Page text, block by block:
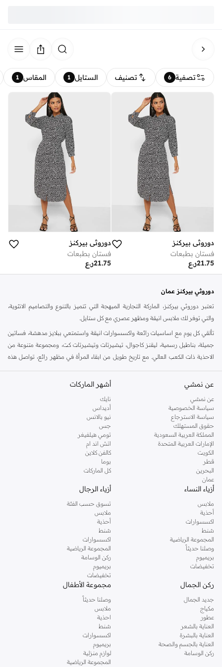
تصفية 6 تصنيف الستايل 1 المقاس 1
دوروثي بيركنز
فستان بطبعات
ر.ع21.75
دوروثي بيركنز
فستان بطبعات
ر.ع21.75
دوروثي بيركنز عمان
تعتبر دوروثي بيركنز، الماركة التجارية المبهجة التي تتميز بالتنوع والتصاميم الانثوية،
والتي توفر لك ملابس انيقة ومظهر عصري مع كل ستايل.
تألقي كل يوم مع اساسيات رائعة واكسسوارات انيقة واستمتعي ببلايز مدهشة، فساتين
جميلة، بناطيل رسمية، ليقنز كاجوال، تيشيرتات وتيشيرتات كت، ومجموعة متنوعة من
الاحذية ذات الكعب العالي. مع تاريخ طويل من ابقاء المرأة في مظهر رائع، تواصل هذه
كنت تقومين بتجديد خزانة ملابسك الملائمة للعمل، البحث عن فستان مثالي للحفلات او
اليه.
تسوقي دوروثي بيركنز اون لاين مسقط
تسوقي دوروثي بيركنز اون لاين من نمشي واستمتعي باكثر من الف ستايل من مجموعة
دوروثي بيركنز الشهيرة. تصفحي المجموعة كاملة في متجر دوروثي بيركنز اون لاين او
استخدمي القائمة لتحديد تجربة تسوق دوروثي بيركنز اون لاين. خدمة التوصيل السريعة
والدعم الاستثنائي يضمن لك تجربة تسوق ممتعة دائما مع نمشي.
عن نمشي
عن نمشي
سياسة الخصوصية
سياسة الاسترجاع
حقوق المستهلك
المملكة العربية السعودية
الإمارات العربية المتحدة
الكويت
قطر
البحرين
عمان
أشهر الماركات
نايك
أديداس
نيو بالانس
جس
تومي هيلفيغر
اتش اند ام
كالفن كلاين
بوما
كل الماركات
أزياء النساء
ملابس
أحذية
اكسسوارات
شنط
المجموعة الرياضية
وصلنا حديثاً
بريميوم
تخفيضات
أزياء الرجال
تسوق حسب الفئة
ملابس
أحذية
شنط
اكسسوارات
المجموعة الرياضية
ركن الوسامة
بريميوم
تخفيضات
ركن الجمال
جديد الجمال
مكياج
عطور
العناية بالشعر
العناية بالبشرة
العناية بالجسم والصحة
ركن الوسامة
مجموعة الأطفال
وصلنا حديثاً
ملابس
احذية
شنط
اكسسوارات
بريميوم
لوازم منزلية
المجموعة الرياضية